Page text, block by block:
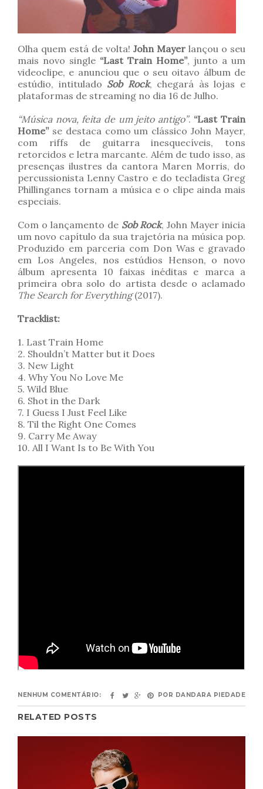
Olha quem está de volta! John Mayer lançou o seu
mais novo single “Last Train Home”, junto a um
videoclipe, e anunciou que o seu oitavo álbum de
estúdio, intitulado Sob Rock, chegará às lojas e
plataformas de streaming no dia 16 de Julho.
“Música nova, feita de um jeito antigo”. “Last Train
Home”se destaca como um clássico John Mayer,
com riffs de guitarra inesquecíveis, tons
retorcidos e letra marcante. Além de tudo isso, as
presenças ilustres da cantora Maren Morris, do
percussionista Lenny Castro e do tecladista Greg
Phillinganes tornam a música e o clipe ainda mais
especiais.
Com o lançamento de Sob Rock, John Mayer inicia
um novo capítulo da sua trajetória na música pop.
Produzido em parceria com Don Was e gravado
em Los Angeles, nos estúdios Henson, o novo
álbum apresenta 10 faixas inéditas e marca a
primeira obra solo do artista desde o aclamado
The Search for Everything(2017).
Tracklist:
1. Last Train Home
2. Shouldn’t Matter but it Does
3. New Light
4. Why You No Love Me
5. Wild Blue
6. Shot in the Dark
7. I Guess I Just Feel Like
8. Til the Right One Comes
9. Carry Me Away
10. All I Want Is to Be With You
NENHUM COMENTÁRIO: POR DANDARA PIEDADE
RELATED POSTS